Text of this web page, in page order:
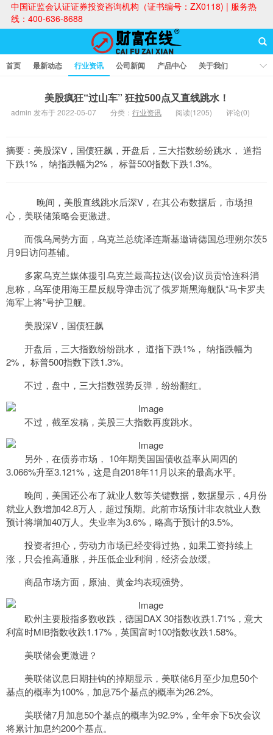
中国证监会认证证券投资咨询机构（证书编号：ZX0118) | 服务热
线：400-636-8688
首页 最新动态 行业资讯 公司新闻 产品中心
关于我们
美股疯狂“过山车” 狂拉500点又直线跳水！
admin 发布于 2022-05-07 分类： 行业资讯 阅读(1205) 评论(0)
摘要：美股深V，国债狂飙，开盘后，三大指数纷纷跳水， 道指
下跌1%， 纳指跌幅为2%， 标普500指数下跌1.3%。
晚间，美股直线跳水后深V，在其公布数据后，市场担
心，美联储策略会更激进。
而俄乌局势方面，乌克兰总统泽连斯基邀请德国总理朔尔茨5
月9日访问基辅。
多家乌克兰媒体援引乌克兰最高拉达(议会)议员贡恰连科消
息称，乌军使用海王星反舰导弹击沉了俄罗斯黑海舰队“马卡罗夫
海军上将”号护卫舰。
美股深V，国债狂飙
开盘后，三大指数纷纷跳水， 道指下跌1%， 纳指跌幅为
2%， 标普500指数下跌1.3%。
不过，盘中，三大指数强势反弹，纷纷翻红。
不过，截至发稿，美股三大指数再度跳水。
另外，在债券市场， 10年期美国国债收益率从周四的
3.066%升至3.121%，这是自2018年11月以来的最高水平。
晚间，美国还公布了就业人数等关键数据，数据显示，4月份
就业人数增加42.8万人，超过预期。此前市场预计非农就业人数
预计将增加40万人。失业率为3.6%，略高于预计的3.5%。
投资者担心，劳动力市场已经变得过热，如果工资持续上
涨，只会推高通胀，并压低企业利润，经济会放缓。
商品市场方面，原油、黄金均表现强势。
欧州主要股指多数收跌，德国DAX 30指数收跌1.71%，意大
利富时MIB指数收跌1.17%，英国富时100指数收跌1.58%。
美联储会更激进？
美联储议息日期挂钩的掉期显示，美联储6月至少加息50个
基点的概率为100%，加息75个基点的概率为26.2%。
美联储7月加息50个基点的概率为92.9%，全年余下5次会议
将累计加息约200个基点。